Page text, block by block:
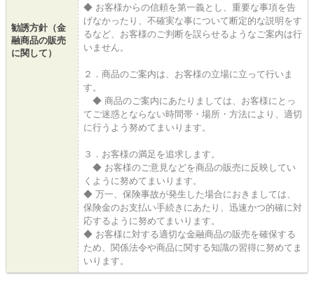
勧誘方針（金
融商品の販売
に関して）
◆ お客様からの信頼を第一義とし、重要な事項を告
げなかったり、不確実な事について断定的な説明をす
るなど、お客様のご判断を誤らせるようなご案内は行
いません。
２．商品のご案内は、お客様の立場に立って行いま
す。
◆ 商品のご案内にあたりましては、お客様にとっ
てご迷惑とならない時間帯・場所・方法により、適切
に行うよう努めてまいります。
３．お客様の満足を追求します。
◆ お客様のご意見などを商品の販売に反映してい
くように努めてまいります。
◆ 万一、保険事故が発生した場合におきましては、
保険金のお支払い手続きにあたり、迅速かつ的確に対
応するように努めてまいります。
◆ お客様に対する適切な金融商品の販売を確保する
ため、関係法令や商品に関する知識の習得に努めてま
いります。